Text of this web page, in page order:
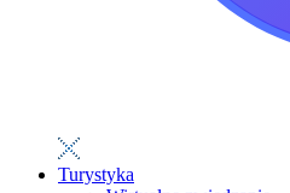
Turystyka